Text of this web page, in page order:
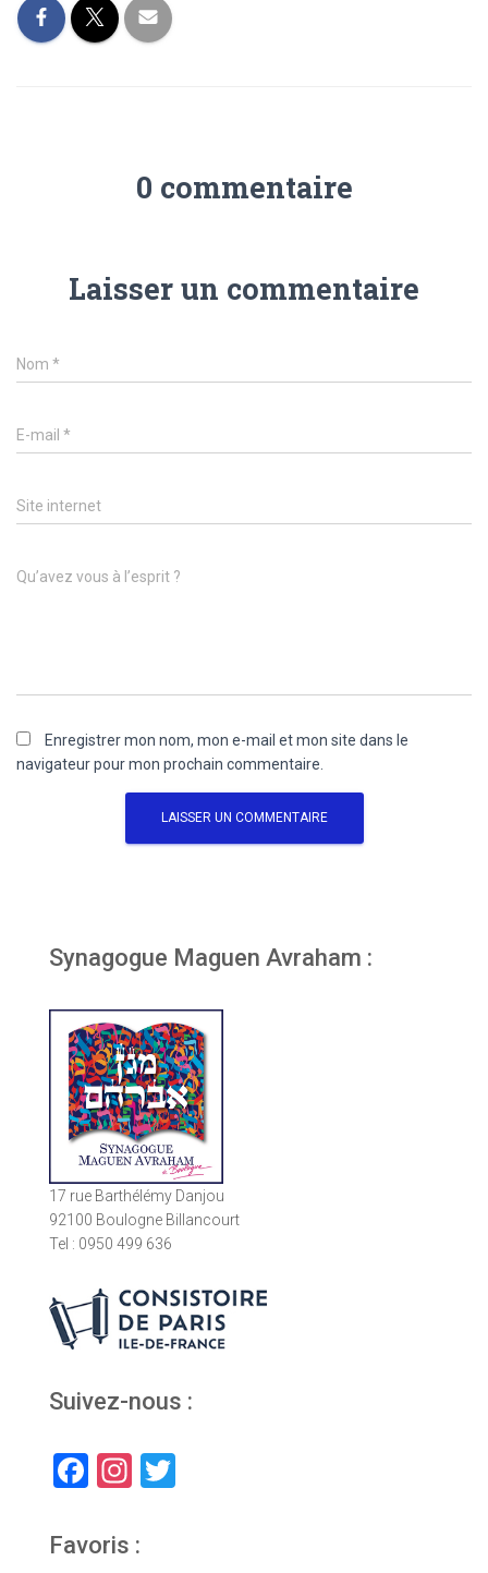
o
ok
A
p
0 commentaire
Laisser un commentaire
Nom *
E-mail *
Site internet
Qu’avez vous à l’esprit ?
Enregistrer mon nom, mon e-mail et mon site dans le
navigateur pour mon prochain commentaire.
Synagogue Maguen Avraham :
17 rue Barthélémy Danjou
92100 Boulogne Billancourt
Tel : 0950 499 636
Suivez-nous :
F
c
In
a
Favoris :